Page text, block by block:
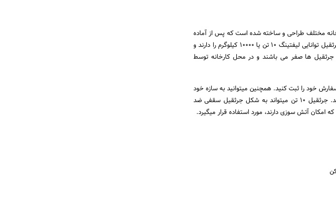
کارخانه مختلف طراحی و ساخته شده است که پس از آماده
شدن جرثقیل به محل نصب، بارگیری و ارسال شده است. این دو جرثقیل توانایی لیفتینگ ۱۰ تن یا ۱۰۰۰۰ کیلوگرم را دارند و
ها صفر می باشند و در محل کارخانه توسط
خود را ثبت کنید. همچنین میتوانید به سازه خود
اقلام و آپشن های سفارشی مانند طراحی کابین و …. را اضافه کنید. جرثقیل ۱۰ تن میتواند به شکل جرثقیل سقفی ضد
امکان آتش سوزی دارند، مورد استفاده قرار میگیرد.